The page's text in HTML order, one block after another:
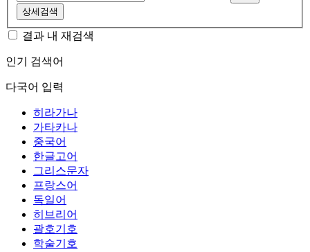
상세검색
결과 내 재검색
인기 검색어
다국어 입력
히라가나
가타카나
중국어
한글고어
그리스문자
프랑스어
독일어
히브리어
괄호기호
학술기호